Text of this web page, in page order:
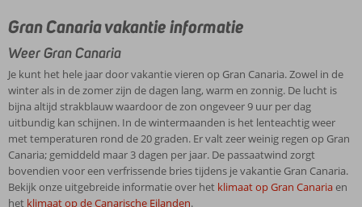
Gran Canaria vakantie informatie
Weer Gran Canaria
Je kunt het hele jaar door vakantie vieren op Gran Canaria. Zowel in de
winter als in de zomer zijn de dagen lang, warm en zonnig. De lucht is
bijna altijd strakblauw waardoor de zon ongeveer 9 uur per dag
uitbundig kan schijnen. In de wintermaanden is het lenteachtig weer
met temperaturen rond de 20 graden. Er valt zeer weinig regen op Gran
Canaria; gemiddeld maar 3 dagen per jaar. De passaatwind zorgt
bovendien voor een verfrissende bries tijdens je vakantie Gran Canaria.
Bekijk onze uitgebreide informatie over het klimaat op Gran Canariaen
het klimaat op de Canarische Eilanden.